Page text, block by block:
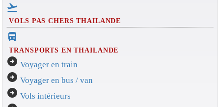
flight_takeoff
VOLS PAS CHERS THAILANDE
directions_bus_filled
TRANSPORTS EN THAILANDE
arrow_circle_right Voyager en train
arrow_circle_right Voyager en bus / van
arrow_circle_right Vols intérieurs